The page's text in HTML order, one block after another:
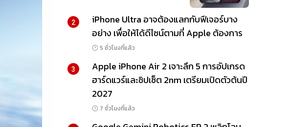
2
iPhone Ultra อาจต้องแลกกับฟีเจอร์บาง
อย่าง เพื่อให้ได้ดีไซน์ตามที่ Apple ต้องการ
5 ชั่วโมงที่แล้ว
3
Apple iPhone Air 2 เจาะลึก 5 การอัปเกรด
ฮาร์ดแวร์และชิปเซ็ต 2nm เตรียมเปิดตัวต้นปี
2027
7 ชั่วโมงที่แล้ว